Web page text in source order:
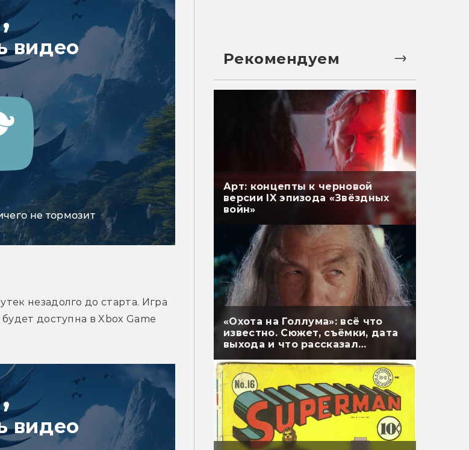
видео
не тормозит
незадолго до старта. Игра
доступна в Xbox Game
видео
Рекомендуем
Арт: концепты к черновой
версии IX эпизода «Звёздных
войн»
«Охота на Голлума»: всё что
известно. Сюжет, съёмки, дата
выхода и что рассказал